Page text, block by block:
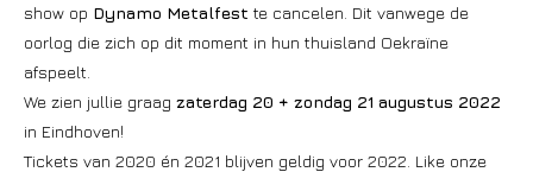
show op Dynamo Metalfest te cancelen. Dit vanwege de
oorlog die zich op dit moment in hun thuisland Oekraïne
afspeelt.
We zien jullie graag zaterdag 20 + zondag 21 augustus 2022
in Eindhoven!
Tickets van 2020 én 2021 blijven geldig voor 2022. Like onze